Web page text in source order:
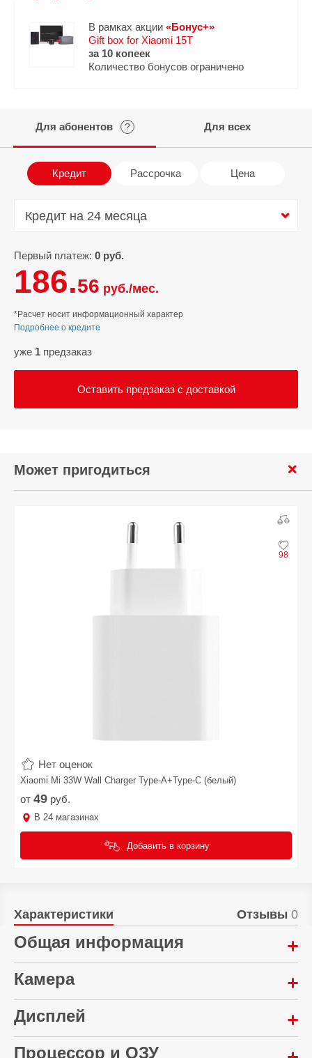
В рамках акции «Бонус+»
Gift box for Xiaomi 15T
за 10 копеек
Количество бонусов ограничено
Для абонентов ? Для всех
Кредит Рассрочка Цена
Кредит на 24 месяца
Первый платеж: 0 руб.
186.56 руб./мес.
*Расчет носит информационный характер
Подробнее о кредите
уже 1 предзаказ
Оставить предзаказ с доставкой
Кредит на 24 месяца
Может пригодиться
98
Нет оценок
Xiaomi Mi 33W Wall Charger Type-A+Type-C (белый)
от 49 руб.
В 24 магазинах
Добавить в корзину
Характеристики Отзывы 0
Общая информация
Год выпуска:
eSim:
Да
Камера
Мультикамера:
50 Мп + 50 Мп + 50 Мп
Автофокусировка:
Дисплей
Диагональ экрана:
Процессор и ОЗУ